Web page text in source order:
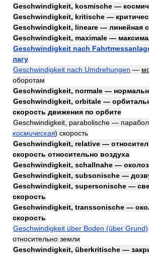
Geschwindigkeit, kosmische —
Geschwindigkeit, kritische —
Geschwindigkeit, lineare — линейная
Geschwindigkeit, maximale —
Geschwindigkeit nach
лагу
Geschwindigkeit nach Umdrehungen —
оборотам
Geschwindigkeit, normale —
Geschwindigkeit, orbitale —
скорость движения по орбите
Geschwindigkeit, parabolische —
космическая) скорость
Geschwindigkeit, relative —
скорость относительно воздуха
Geschwindigkeit, schallnahe —
Geschwindigkeit, subsonische —
Geschwindigkeit, supersonische —
скорость
Geschwindigkeit, transsonische —
скорость
Geschwindigkeit über Boden (über Grund)
относительно земли
Geschwindigkeit, überkritische —